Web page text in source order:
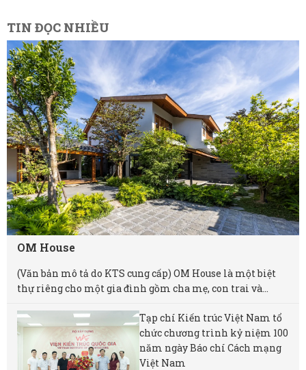
TIN ĐỌC NHIỀU
OM House
(Văn bản mô tả do KTS cung cấp) OM House là một biệt
thự riêng cho một gia đình gồm cha mẹ, con trai và...
Tạp chí Kiến trúc Việt Nam tổ
chức chương trình kỷ niệm 100
năm ngày Báo chí Cách mạng
Việt Nam